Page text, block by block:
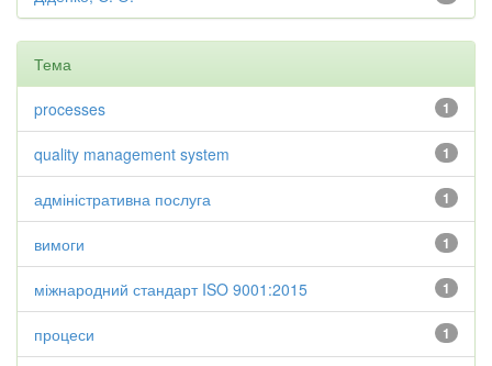
Тема
1
processes
1
quality management system
1
адміністративна послуга
1
вимоги
1
міжнародний стандарт ISO 9001:2015
1
процеси